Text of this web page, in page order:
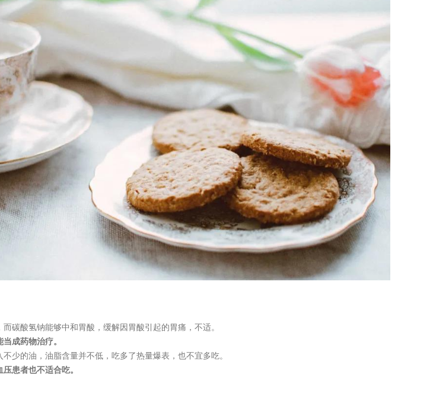
碳酸氢钠能够中和胃酸，缓解因胃酸引起的胃痛，不适。
成药物治疗。
少的油，油脂含量并不低，吃多了热量爆表，也不宜多吃。
患者也不适合吃。